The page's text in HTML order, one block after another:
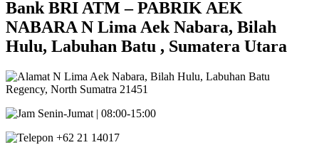
Bank BRI ATM – PABRIK AEK
NABARA N Lima Aek Nabara, Bilah
Hulu, Labuhan Batu , Sumatera Utara
N Lima Aek Nabara, Bilah Hulu, Labuhan Batu
Regency, North Sumatra 21451
Senin-Jumat | 08:00-15:00
+62 21 14017